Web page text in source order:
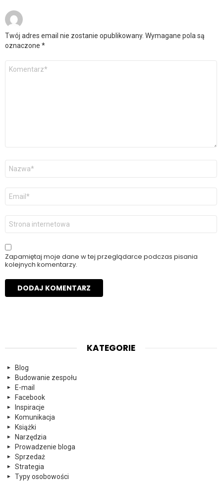
Twój adres email nie zostanie opublikowany. Wymagane pola są
oznaczone *
Komentarz
Nazwa
Adres
email
*
Witryna
internetowa
Zapamiętaj moje dane w tej przeglądarce podczas pisania
kolejnych komentarzy.
KATEGORIE
Blog
Budowanie zespołu
E-mail
Facebook
Inspiracje
Komunikacja
Książki
Narzędzia
Prowadzenie bloga
Sprzedaż
Strategia
Typy osobowości